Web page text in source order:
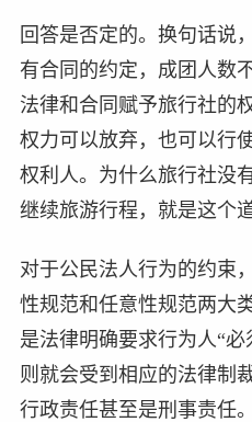
回答是否定的。换句话说
有合同的约定，成团人数
法律和合同赋予旅行社的
权力可以放弃，也可以行
权利人。为什么旅行社没
继续旅游行程，就是这个
对于公民法人行为的约束
性规范和任意性规范两大
是法律明确要求行为人“
则就会受到相应的法律制
行政责任甚至是刑事责任